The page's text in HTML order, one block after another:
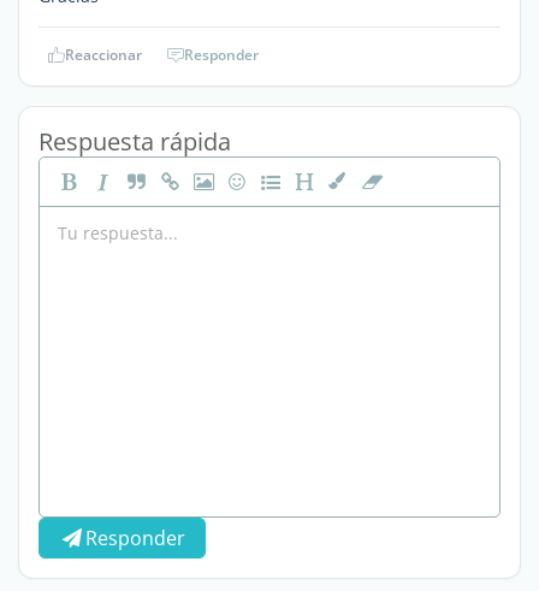
Reaccionar Responder
Respuesta rápida
Responder